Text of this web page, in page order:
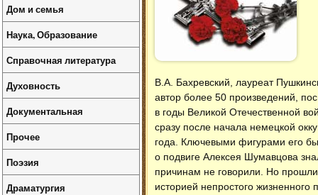
В.А. Бахревский, лауреат
автор более 50 произведений,
в годы Великой Отечественной
сразу после начала немецкой
года. Ключевыми фигурами его
о подвиге Алексея Шумавцова
причинам не говорили. Но
историей непростого
Дом и семья
Наука, Образование
Справочная литература
Духовность
Документальная
Прочее
Поэзия
Драматургия